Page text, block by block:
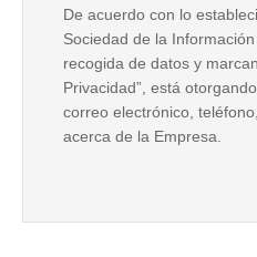
De acuerdo con lo
Sociedad de la
recogida de datos y
Privacidad”, está
correo electrónico,
acerca de la Empresa.